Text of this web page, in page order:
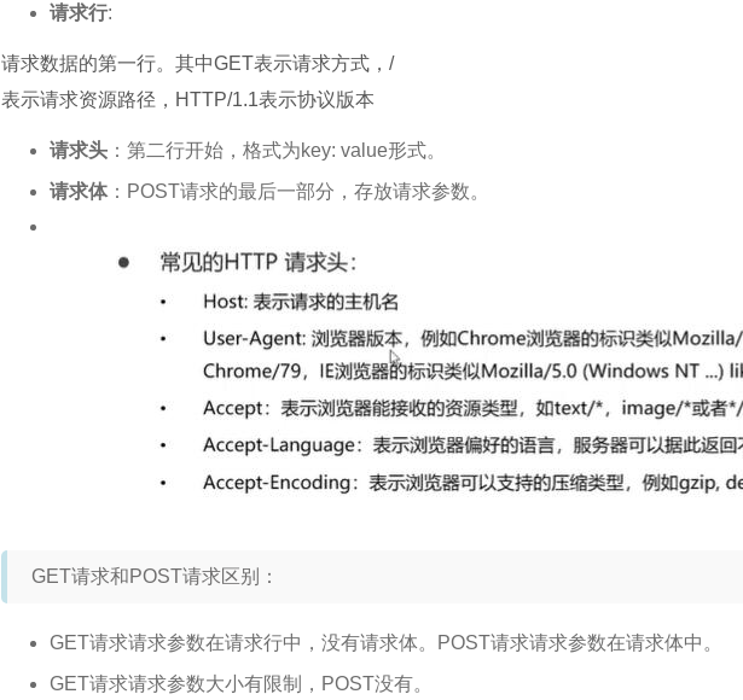
请求行:
请求数据的第一行。其中GET表示请求方式，/
表示请求资源路径，HTTP/1.1表示协议版本
请求头 ：第二行开始，格式为key: value形式。
请求体：POST请求的最后一部分，存放请求参数。
GET请求和POST请求区别：
GET请求请求参数在请求行中，没有请求体。POST请求请求参数在请求体中。
GET请求请求参数大小有限制，POST没有。